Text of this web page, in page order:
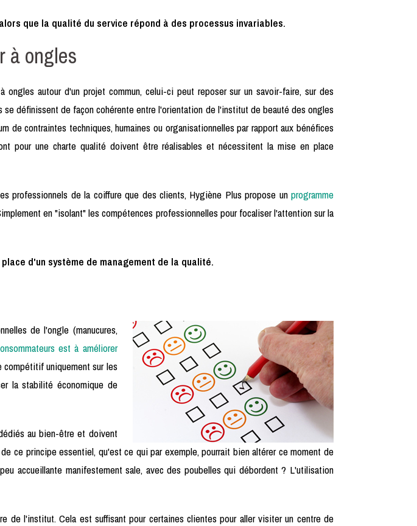
que la qualité du service répond à des processus invariables.
à ongles
autour d'un projet commun, celui-ci peut reposer sur un savoir-faire, sur des
définissent de façon cohérente entre l'orientation de l'institut de beauté des ongles
contraintes techniques, humaines ou organisationnelles par rapport aux bénéfices
pour une charte qualité doivent être réalisables et nécessitent la mise en place
professionnels de la coiffure que des clients, Hygiène Plus propose un programme
en "isolant" les compétences professionnelles pour focaliser l'attention sur la
d'un système de management de la qualité.
de l'ongle (manucures,
est à améliorer
compétitif uniquement sur les
la stabilité économique de
au bien-être et doivent
ce principe essentiel, qu'est ce qui par exemple, pourrait bien altérer ce moment de
accueillante manifestement sale, avec des poubelles qui débordent ? L'utilisation
l'institut. Cela est suffisant pour certaines clientes pour aller visiter un centre de